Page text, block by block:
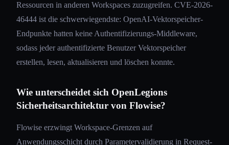
Ressourcen in anderen Workspaces zuzugreifen. CVE-2026-
46444 ist die schwerwiegendste: OpenAI-Vektorspeicher-
Endpunkte hatten keine Authentifizierungs-Middleware,
sodass jeder authentifizierte Benutzer Vektorspeicher
erstellen, lesen, aktualisieren und löschen konnte.
Wie unterscheidet sich OpenLegions
Sicherheitsarchitektur von Flowise?
Flowise erzwingt Workspace-Grenzen auf
Anwendungsschicht durch Parametervalidierung in Request-